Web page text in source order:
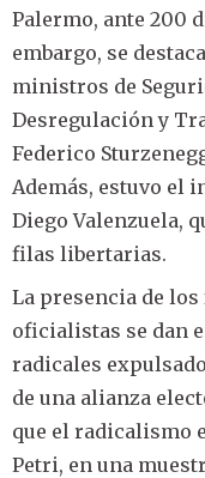
Palermo, ante 200
embargo, se
ministros de
Desregulación y
Federico
Además, estuvo el
Diego Valenzuela,
filas libertarias.
La presencia de
oficialistas se dan
radicales
de una alianza
que el radicalismo
Petri, en una